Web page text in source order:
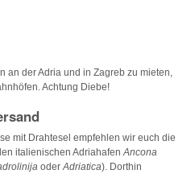
an der Adria und in Zagreb zu mieten,
Achtung Diebe!
mit Drahtesel empfehlen wir euch die
italienischen AdriahafenAncona
oderAdriatica). Dorthin